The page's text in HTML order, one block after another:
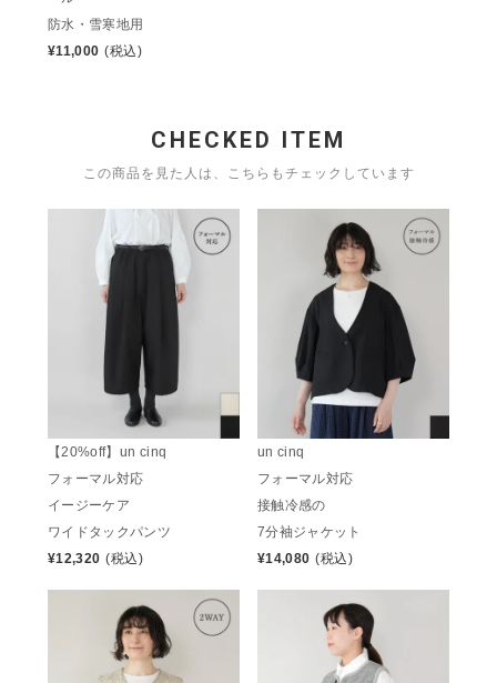
防水・雪寒地用
¥11,000 (税込)
CHECKED ITEM
この商品を見た人は、こちらもチェックしています
【20%off】un cinq
フォーマル対応
イージーケア
ワイドタックパンツ
¥12,320 (税込)
un cinq
フォーマル対応
接触冷感の
7分袖ジャケット
¥14,080 (税込)